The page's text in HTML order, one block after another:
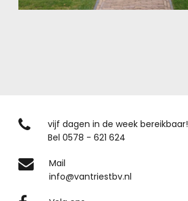
vijf dagen in de week bereikbaar!
Bel 0578 - 621 624
Mail
info@vantriestbv.nl